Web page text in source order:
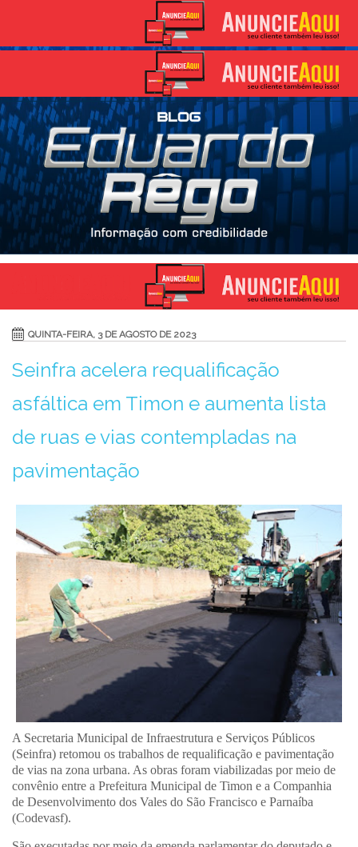
QUINTA-FEIRA, 3 DE AGOSTO DE 2023
Seinfra acelera requalificação
asfáltica em Timon e aumenta lista
de ruas e vias contempladas na
pavimentação
A Secretaria Municipal de Infraestrutura e Serviços Públicos
(Seinfra) retomou os trabalhos de requalificação e pavimentação
de vias na zona urbana. As obras foram viabilizadas por meio de
convênio entre a Prefeitura Municipal de Timon e a Companhia
de Desenvolvimento dos Vales do São Francisco e Parnaíba
(Codevasf).